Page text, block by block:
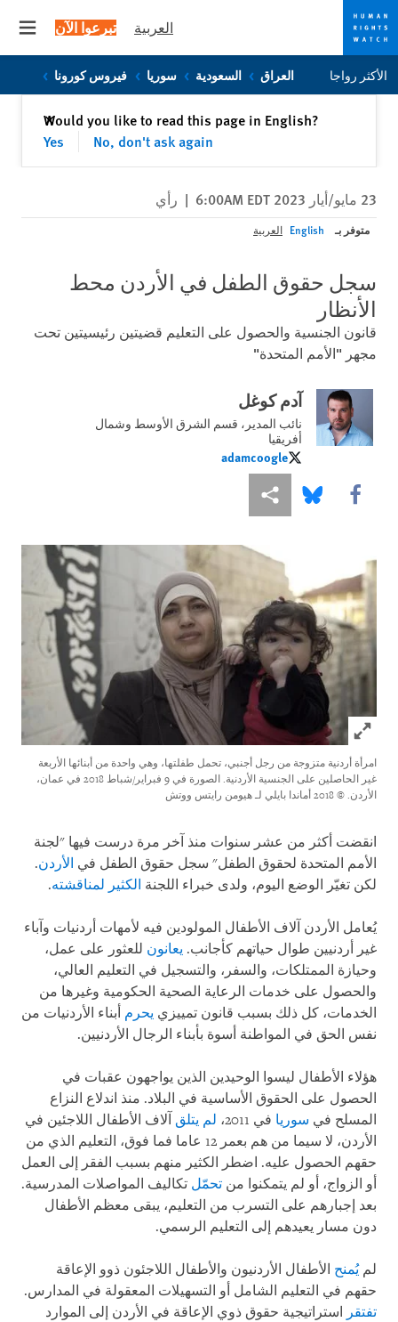
Skip
to
Skip
to
العربية تبرعوا الآن
الأكثر رواجا العراق السعودية سوريا فيروس كورونا
Would you like to read this page in English?
Yes
No, don't ask again
✕إغلاق
23 مايو/أيار 2023 6:00AM EDT | رأي
متوفر بـ English العربية
سجل حقوق الطفل في الأردن محط
الأنظار
قانون الجنسية والحصول على التعليم قضيتين رئيسيتين تحت
مجهر "الأمم المتحدة"
آدم كوغل
نائب المدير، قسم الشرق الأوسط وشمال
أفريقيا
adamcoogle
adamcoogle
Share this via Facebook
Share this via Bluesky
Share this via مشاركة
Click to expand Image
امرأة أردنية متزوجة من رجل أجنبي، تحمل طفلتها، وهي واحدة من أبنائها الأربعة
غير الحاصلين على الجنسية الأردنية. الصورة في 9 فبراير/شباط 2018 في عمان،
الأردن. © 2018 أماندا بايلي لـ هيومن رايتس ووتش
انقضت أكثر من عشر سنوات منذ آخر مرة درست فيها "لجنة
الأمم المتحدة لحقوق الطفل" سجل حقوق الطفل في الأردن.
لكن تغيّر الوضع اليوم، ولدى خبراء اللجنة الكثير لمناقشته.
يُعامل الأردن آلاف الأطفال المولودين فيه لأمهات أردنيات وآباء
غير أردنيين طوال حياتهم كأجانب. يعانون للعثور على عمل،
وحيازة الممتلكات، والسفر، والتسجيل في التعليم العالي،
والحصول على خدمات الرعاية الصحية الحكومية وغيرها من
الخدمات، كل ذلك بسبب قانون تمييزي يحرم أبناء الأردنيات من
نفس الحق في المواطنة أسوة بأبناء الرجال الأردنيين.
هؤلاء الأطفال ليسوا الوحيدين الذين يواجهون عقبات في
الحصول على الحقوق الأساسية في البلاد. منذ اندلاع النزاع
المسلح في سوريا في 2011، لم يتلق آلاف الأطفال اللاجئين في
الأردن، لا سيما من هم بعمر 12 عاما فما فوق، التعليم الذي من
حقهم الحصول عليه. اضطر الكثير منهم بسبب الفقر إلى العمل
أو الزواج، أو لم يتمكنوا من تحمّل تكاليف المواصلات المدرسية.
بعد إجبارهم على التسرب من التعليم، يبقى معظم الأطفال
دون مسار يعيدهم إلى التعليم الرسمي.
لميُمنح الأطفال الأردنيون والأطفال اللاجئون ذوو الإعاقة
حقهم في التعليم الشامل أو التسهيلات المعقولة في المدارس.
تفتقر
استراتيجية حقوق ذوي الإعاقة في الأردن إلى الموارد